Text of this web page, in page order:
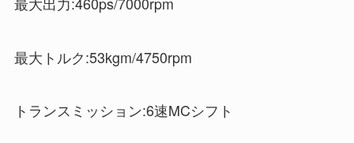
最大トルク:53kgm/4750rpm
トランスミッション:6速MCシフト